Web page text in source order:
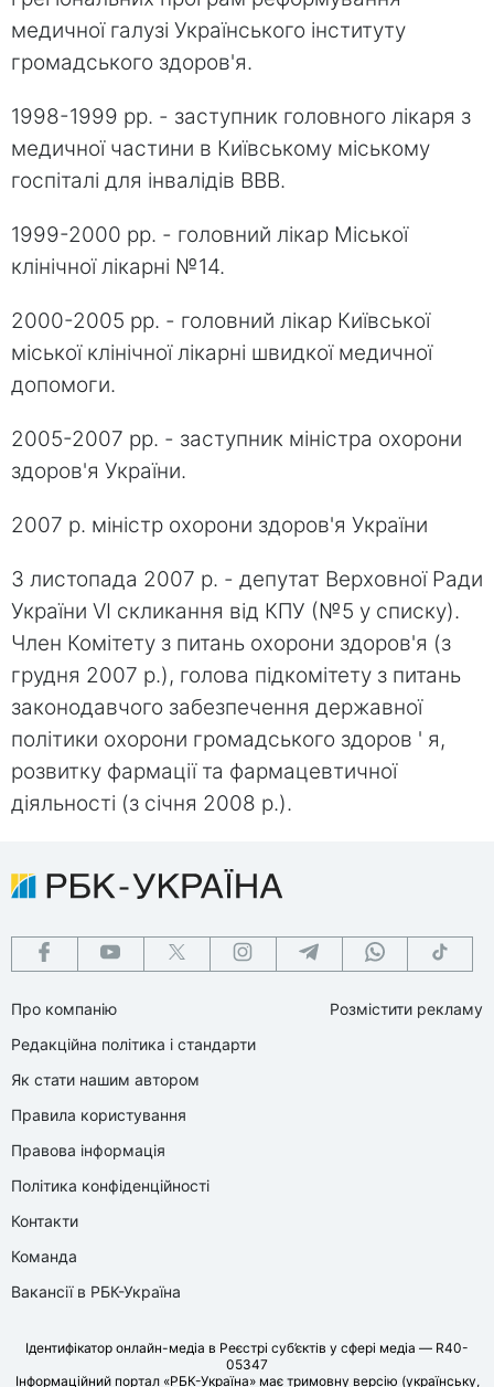
медичної галузі Українського інституту
громадського здоров'я.
1998-1999 рр. - заступник головного лікаря з
медичної частини в Київському міському
госпіталі для інвалідів ВВВ.
1999-2000 рр. - головний лікар Міської
клінічної лікарні №14.
2000-2005 рр. - головний лікар Київської
міської клінічної лікарні швидкої медичної
допомоги.
2005-2007 рр. - заступник міністра охорони
здоров'я України.
2007 р. міністр охорони здоров'я України
З листопада 2007 р. - депутат Верховної Ради
України VI скликання від КПУ (№5 у списку).
Член Комітету з питань охорони здоров'я (з
грудня 2007 р.), голова підкомітету з питань
законодавчого забезпечення державної
політики охорони громадського здоров ' я,
розвитку фармації та фармацевтичної
діяльності (з січня 2008 р.).
Про компанію
Редакційна політика і стандарти
Як стати нашим автором
Правила користування
Правова інформація
Політика конфіденційності
Контакти
Команда
Вакансії в РБК-Україна
Розмістити рекламу
Ідентифікатор онлайн-медіа в Реєстрі суб’єктів у сфері медіа — R40-
05347
Інформаційний портал «РБК-Україна» має тримовну версію (українську,